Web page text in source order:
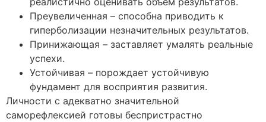
Преувеличенная – способна приводить к
гиперболизации незначительных результатов.
Принижающая – заставляет умалять реальные
успехи.
Устойчивая – порождает устойчивую
фундамент для восприятия развития.
Личности с адекватно значительной
саморефлексией готовы беспристрастно